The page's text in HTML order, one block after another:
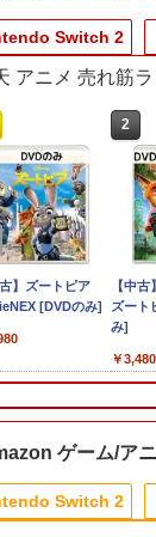
Switch 2
2] スプラトゥ
イダース（ダウ
トまでご利用可 ■
2
【店内
要エン
古】
￥6,580
ライセンス商
ワイ
充電USBケーブル
ケ
2
SALE
ーキー
クリア
V2
型 FPS
コン対
ス堂※
品交換
￥2,490
スーパーマリオブ
ズWii ノコノコ
2
【中古
テリー
リーエ
￥2,409
アニメ 売れ筋
古】ズートピア
[DVDのみ]
2
【中古
ズート
み]
￥3,480
ゲーム/ア
Switch 2